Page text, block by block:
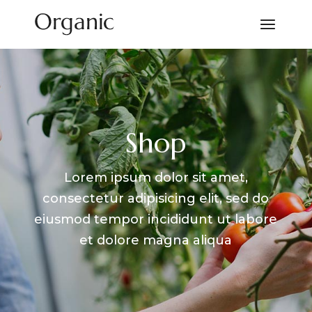
Shop
Lorem ipsum dolor sit amet,
consectetur adipisicing elit, sed do
eiusmodtempor incididunt ut labore
et dolore magna aliqua